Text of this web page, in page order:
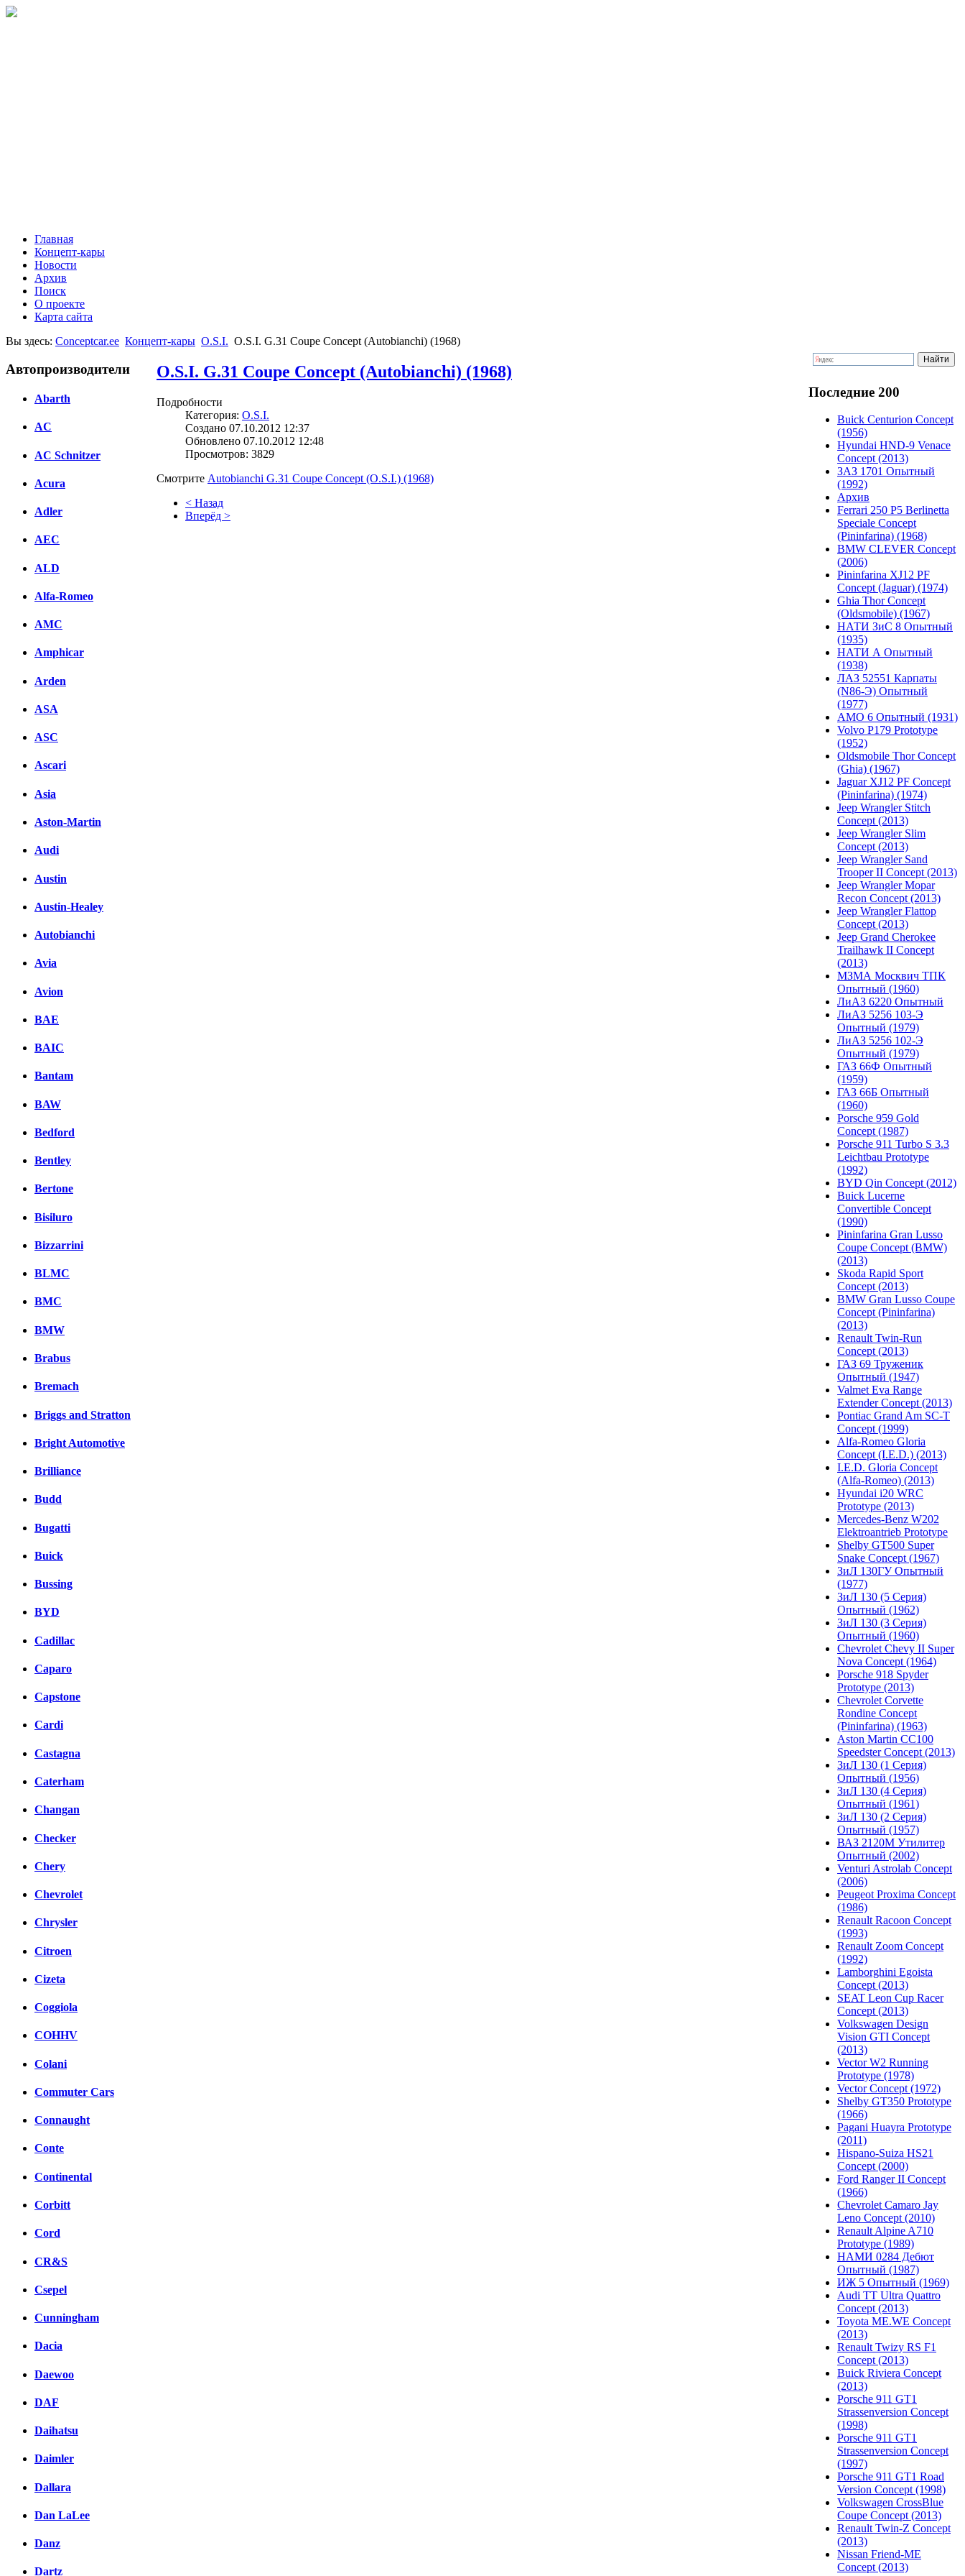
Главная
Концепт-кары
Новости
Архив
Поиск
О проекте
Карта сайта
Вы здесь: Conceptcar.ee Концепт-кары O.S.I. O.S.I. G.31 Coupe Concept (Autobianchi) (1968)
Автопроизводители
Abarth
AC
AC Schnitzer
Acura
Adler
AEC
ALD
Alfa-Romeo
AMC
Amphicar
Arden
ASA
ASC
Ascari
Asia
Aston-Martin
Audi
Austin
Austin-Healey
Autobianchi
Avia
Avion
BAE
BAIC
Bantam
BAW
Bedford
Bentley
Bertone
Bisiluro
Bizzarrini
BLMC
BMC
BMW
Brabus
Bremach
Briggs and Stratton
Bright Automotive
Brilliance
Budd
Bugatti
Buick
Bussing
BYD
Cadillac
Caparo
Capstone
Cardi
Castagna
Caterham
Changan
Checker
Chery
Chevrolet
Chrysler
Citroen
Cizeta
Coggiola
COHHV
Colani
Commuter Cars
Connaught
Conte
Continental
Corbitt
Cord
CR&S
Csepel
Cunningham
Dacia
Daewoo
DAF
Daihatsu
Daimler
Dallara
Dan LaLee
Danz
Dartz
O.S.I. G.31 Coupe Concept (Autobianchi) (1968)
Подробности
Категория: O.S.I.
Создано 07.10.2012 12:37
Обновлено 07.10.2012 12:48
Просмотров: 3829
Смотрите Autobianchi G.31 Coupe Concept (O.S.I.) (1968)
< Назад
Вперёд >
Последние 200
Buick Centurion Concept
(1956)
Hyundai HND-9 Venace
Concept (2013)
ЗАЗ 1701 Опытный
(1992)
Архив
Ferrari 250 P5 Berlinetta
Speciale Concept
(Pininfarina) (1968)
BMW CLEVER Concept
(2006)
Pininfarina XJ12 PF
Concept (Jaguar) (1974)
Ghia Thor Concept
(Oldsmobile) (1967)
НАТИ ЗиС 8 Опытный
(1935)
НАТИ А Опытный
(1938)
ЛАЗ 52551 Карпаты
(N86-Э) Опытный
(1977)
АМО 6 Опытный (1931)
Volvo P179 Prototype
(1952)
Oldsmobile Thor Concept
(Ghia) (1967)
Jaguar XJ12 PF Concept
(Pininfarina) (1974)
Jeep Wrangler Stitch
Concept (2013)
Jeep Wrangler Slim
Concept (2013)
Jeep Wrangler Sand
Trooper II Concept (2013)
Jeep Wrangler Mopar
Recon Concept (2013)
Jeep Wrangler Flattop
Concept (2013)
Jeep Grand Cherokee
Trailhawk II Concept
(2013)
МЗМА Москвич ТПК
Опытный (1960)
ЛиАЗ 6220 Опытный
ЛиАЗ 5256 103-Э
Опытный (1979)
ЛиАЗ 5256 102-Э
Опытный (1979)
ГАЗ 66Ф Опытный
(1959)
ГАЗ 66Б Опытный
(1960)
Porsche 959 Gold
Concept (1987)
Porsche 911 Turbo S 3.3
Leichtbau Prototype
(1992)
BYD Qin Concept (2012)
Buick Lucerne
Convertible Concept
(1990)
Pininfarina Gran Lusso
Coupe Concept (BMW)
(2013)
Skoda Rapid Sport
Concept (2013)
BMW Gran Lusso Coupe
Concept (Pininfarina)
(2013)
Renault Twin-Run
Concept (2013)
ГАЗ 69 Труженик
Опытный (1947)
Valmet Eva Range
Extender Concept (2013)
Pontiac Grand Am SC-T
Concept (1999)
Alfa-Romeo Gloria
Concept (I.E.D.) (2013)
I.E.D. Gloria Concept
(Alfa-Romeo) (2013)
Hyundai i20 WRC
Prototype (2013)
Mercedes-Benz W202
Elektroantrieb Prototype
Shelby GT500 Super
Snake Concept (1967)
ЗиЛ 130ГУ Опытный
(1977)
ЗиЛ 130 (5 Серия)
Опытный (1962)
ЗиЛ 130 (3 Серия)
Опытный (1960)
Chevrolet Chevy II Super
Nova Concept (1964)
Porsche 918 Spyder
Prototype (2013)
Chevrolet Corvette
Rondine Concept
(Pininfarina) (1963)
Aston Martin CC100
Speedster Concept (2013)
ЗиЛ 130 (1 Серия)
Опытный (1956)
ЗиЛ 130 (4 Серия)
Опытный (1961)
ЗиЛ 130 (2 Серия)
Опытный (1957)
ВАЗ 2120М Утилитер
Опытный (2002)
Venturi Astrolab Concept
(2006)
Peugeot Proxima Concept
(1986)
Renault Racoon Concept
(1993)
Renault Zoom Concept
(1992)
Lamborghini Egoista
Concept (2013)
SEAT Leon Cup Racer
Concept (2013)
Volkswagen Design
Vision GTI Concept
(2013)
Vector W2 Running
Prototype (1978)
Vector Concept (1972)
Shelby GT350 Prototype
(1966)
Pagani Huayra Prototype
(2011)
Hispano-Suiza HS21
Concept (2000)
Ford Ranger II Concept
(1966)
Chevrolet Camaro Jay
Leno Concept (2010)
Renault Alpine A710
Prototype (1989)
НАМИ 0284 Дебют
Опытный (1987)
ИЖ 5 Опытный (1969)
Audi TT Ultra Quattro
Concept (2013)
Toyota ME.WE Concept
(2013)
Renault Twizy RS F1
Concept (2013)
Buick Riviera Concept
(2013)
Porsche 911 GT1
Strassenversion Concept
(1998)
Porsche 911 GT1
Strassenversion Concept
(1997)
Porsche 911 GT1 Road
Version Concept (1998)
Volkswagen CrossBlue
Coupe Concept (2013)
Renault Twin-Z Concept
(2013)
Nissan Friend-ME
Concept (2013)